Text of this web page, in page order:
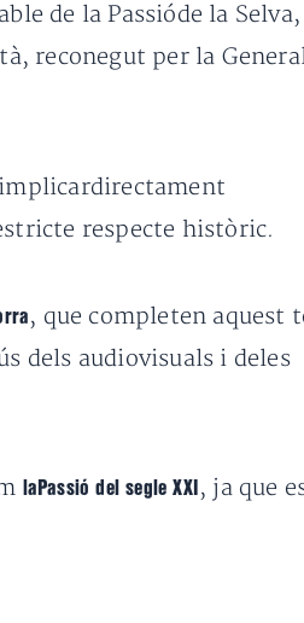
de la Passióde la
reconegut per la
respecte històric.
, que completen aquest
dels audiovisuals i deles
laPassió del segle XXI , ja que